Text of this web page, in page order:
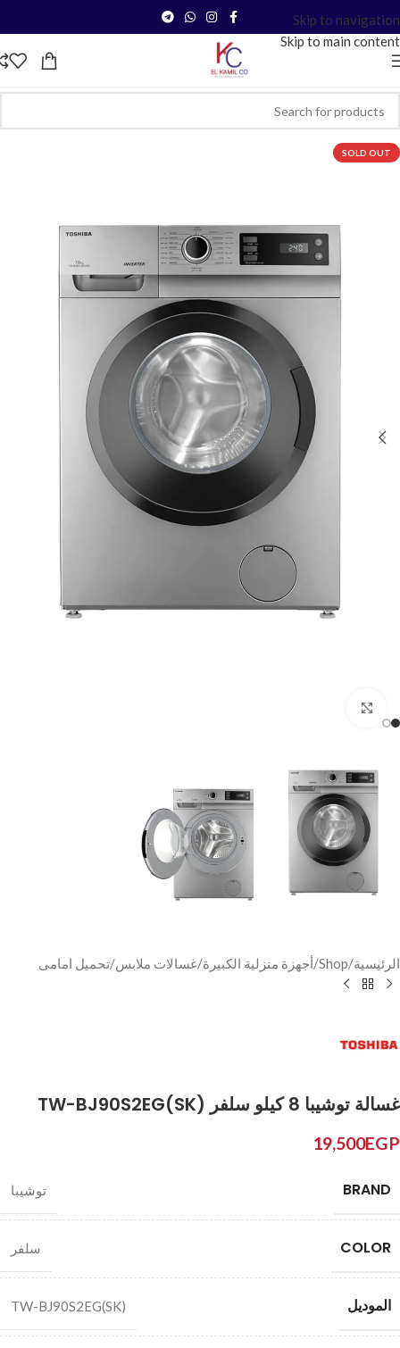
Skip to navigation
Skip to main content
SOLD OUT
الرئيسية/
Shop
/أجهزة منزلية الكبيرة/غسالات ملابس/تحميل امامى
غسالة توشيبا 8 كيلو سلفر TW-BJ90S2EG(SK)
19,500EGP
BRAND توشيبا
COLOR سلفر
الموديل TW-BJ90S2EG(SK)